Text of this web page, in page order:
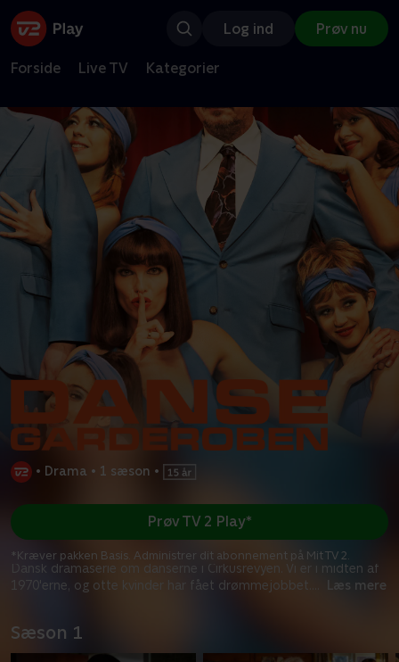
Log ind Prøv nu
Forside Live TV Kategorier
• Drama • 1 sæson •
Dansk dramaserie om danserne i Cirkusrevyen. Vi er i midten af
1970'erne, og otte kvinder har fået drømmejobbet.
Læs mere
Prøv TV 2 Play*
*Kræver pakken Basis. Administrer dit abonnement på Mit TV 2.
Sæson 1